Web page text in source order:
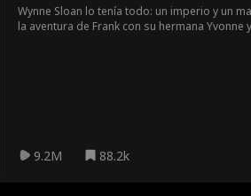
Wynne Sloan lo tenía todo: un imperio y un
la aventura de Frank con su hermana
9.2M 88.2k